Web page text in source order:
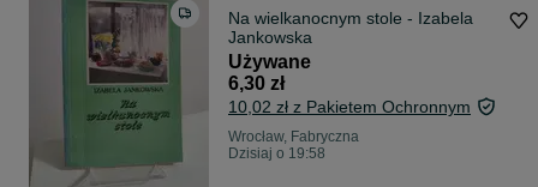
Na wielkanocnym stole - Izabela
Jankowska
Używane
6,30 zł
10,02 zł z Pakietem Ochronnym
Wrocław, Fabryczna
Dzisiaj o 19:58